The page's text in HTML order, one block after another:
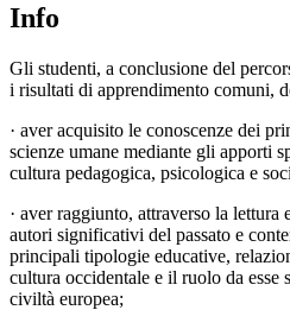
Info
Gli studenti, a conclusione del
i risultati di apprendimento comuni,
· aver acquisito le conoscenze dei
scienze umane mediante gli apporti
cultura pedagogica, psicologica e
· aver raggiunto, attraverso la
autori significativi del passato e
principali tipologie educative,
cultura occidentale e il ruolo da esse
civiltà europea;